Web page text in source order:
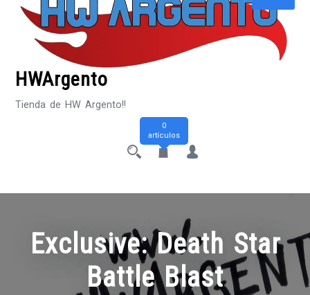
HWArgento
Tienda de HW Argento!!
0
artículos
Exclusive: Death Star
Battle Blast